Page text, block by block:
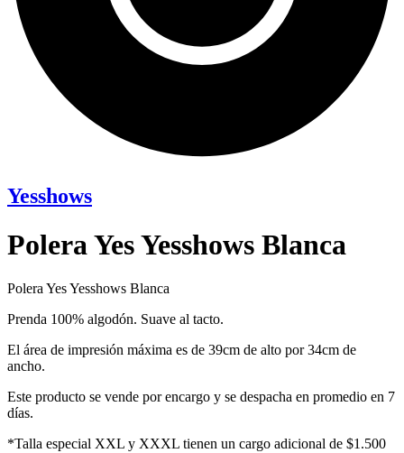
Yesshows
Polera Yes Yesshows Blanca
Polera Yes Yesshows Blanca
Prenda 100% algodón. Suave al tacto.
El área de impresión máxima es de 39cm de alto por 34cm de
ancho.
Este producto se vende por encargo y se despacha en promedio en 7
días.
*Talla especial XXL y XXXL tienen un cargo adicional de $1.500